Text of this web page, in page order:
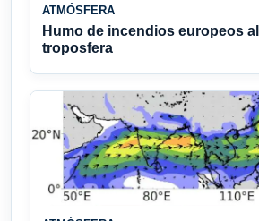
ATMÓSFERA
Humo de incendios europeos
troposfera